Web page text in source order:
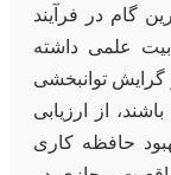
گام در فرآیند
علمی داشته
گرایش توانبخشی
از ارزیابی
حافظه کاری